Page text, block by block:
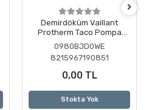
Demirdöküm Vaillant
Protherm Taco Pompa
Motoru ( Revizyonlu )
0980BJD0WE
8215967190851
0,00 TL
Stokta Yok